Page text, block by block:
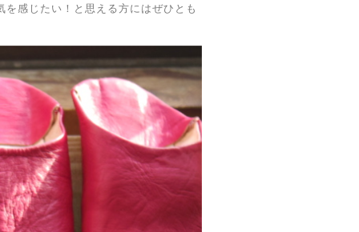
感じたい！と思える方にはぜひとも